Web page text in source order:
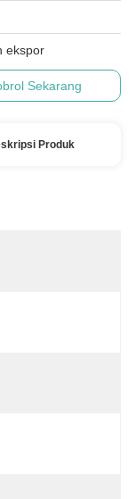
ekspor
Sekarang
Produk